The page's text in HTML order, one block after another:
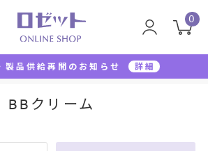
0
製品供給再開のお知らせ 詳細
ム
BBクリーム